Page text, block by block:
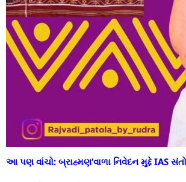
આ પણ વાંચો: બ્રાહ્મણ’વાળા નિવેદન મુદ્દે IAS